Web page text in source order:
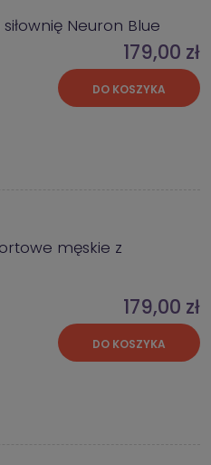
Neuron Blue
179,00 zł
DO KOSZYKA
męskie z
179,00 zł
DO KOSZYKA